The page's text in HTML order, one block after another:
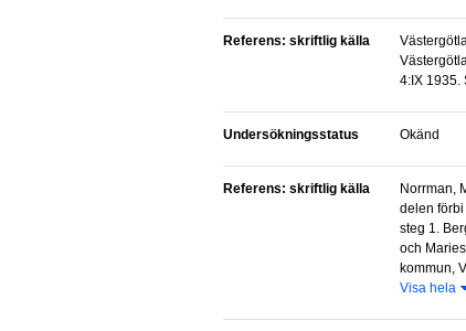
Referens: skriftlig källa
Västergötlands ruinskrifter, sid 20 ff.
4:IX 1935.
Undersökningsstatus Okänd
Referens: skriftlig källa
Norrman, M. 2016. Inför ombyggnad av E20-
delen
steg 1.
och
kommun,
Visa hela